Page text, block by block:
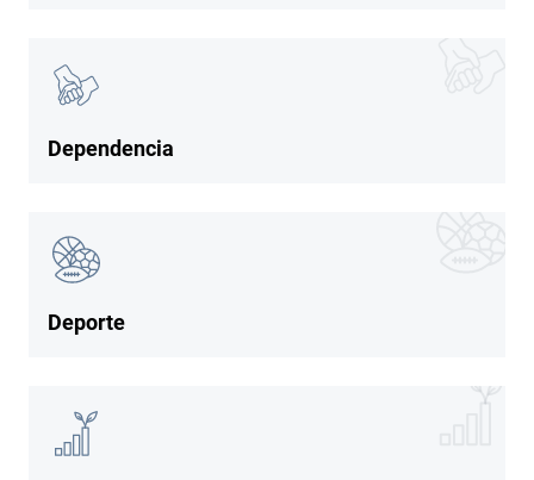
Imagen
Dependencia
Imagen
Imagen
Deporte
Imagen
Imagen
Imagen